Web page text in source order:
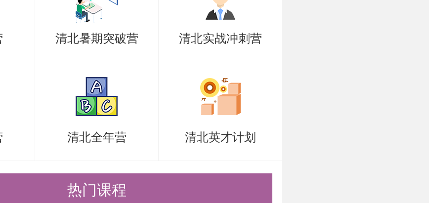
马克思主义：该科目通常涵盖马克思主义中
程、马克思主义中国化的理论成果以及马克
运用所学知识分析问题和解决问题。考生需
会主义建设的实践，理解马克思主义中国化
年该专业计划招收 4 人，其中推免 2
多的努力，才能在众多竞争者中脱颖而出。
清北暑期突破营 清北实战冲刺营
清北全年营 清北英才计划
热门课程